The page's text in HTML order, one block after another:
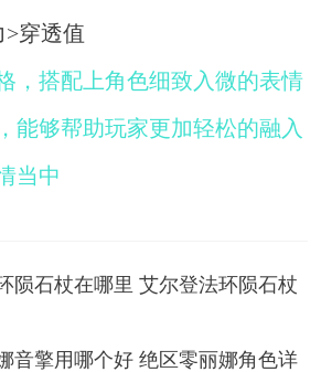
>穿透值
，搭配上角色细致入微的表情
能够帮助玩家更加轻松的融入
当中
陨石杖在哪里 艾尔登法环陨石杖
音擎用哪个好 绝区零丽娜角色详